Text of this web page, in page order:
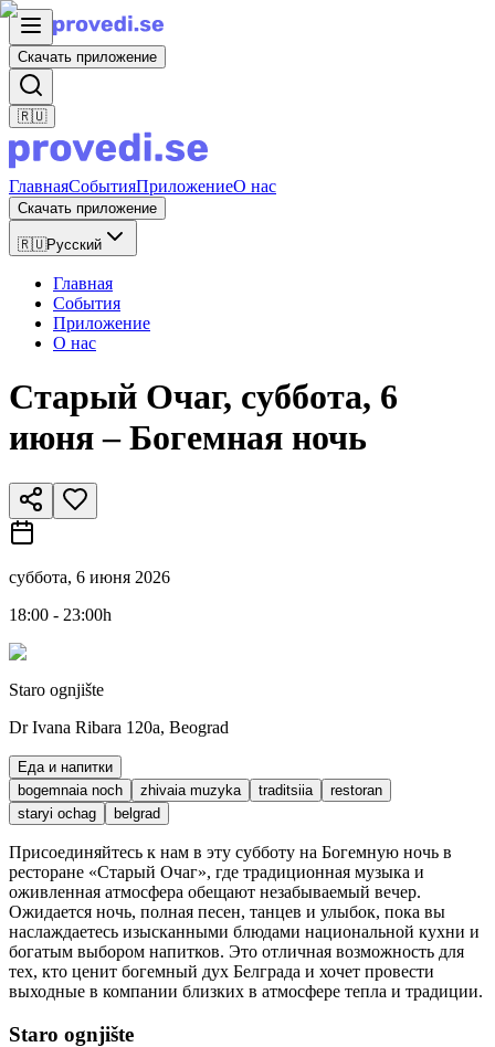
Скачать приложение
🇷🇺
ГлавнаяСобытияПриложениеО нас
Скачать приложение
🇷🇺Русский
Главная
События
Приложение
О нас
Старый Очаг, суббота, 6
июня – Богемная ночь
суббота, 6 июня 2026
18:00 - 23:00h
Staro ognjište
Dr Ivana Ribara 120a, Beograd
Еда и напитки
bogemnaia noch
zhivaia muzyka traditsiia
restoran
staryi ochag
belgrad
Присоединяйтесь к нам в эту субботу на Богемную ночь в
ресторане «Старый Очаг», где традиционная музыка и
оживленная атмосфера обещают незабываемый вечер.
Ожидается ночь, полная песен, танцев и улыбок, пока вы
наслаждаетесь изысканными блюдами национальной кухни и
богатым выбором напитков. Это отличная возможность для
тех, кто ценит богемный дух Белграда и хочет провести
выходные в компании близких в атмосфере тепла и традиции.
Staro ognjište